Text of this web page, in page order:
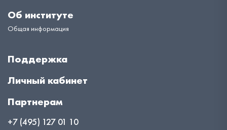
Об институте
Общая информация
Поддержка
Личный кабинет
Партнерам
+7 (495) 127 01 10